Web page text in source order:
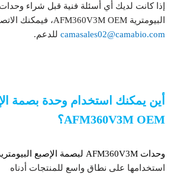
إذا كانت لديك أي أسئلة فنية قبل شراء
البيومترية AFM360V3M OEM، فيمكنك الاتصال بنا
camasales02@camabio.com للدعم.
أين يمكنك استخدام وحدة بصمة
AFM360V3M OEM؟
وحدات AFM360V3M لبصمة الإصبع البيومترية OEM
استخدامها على نطاق واسع للمنتجات أدناه